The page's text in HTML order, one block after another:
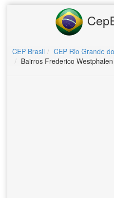
CEP Brasil
CEP Rio Grande
Bairros Frederico Westphalen